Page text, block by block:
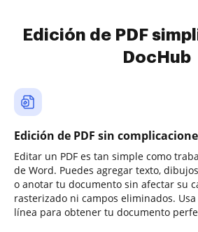
Edición de PDF
DocHub
Edición de PDF sin
Editar un PDF es tan simple como
de Word. Puedes agregar texto,
o anotar tu documento sin afectar su
rasterizado ni campos eliminados.
línea para obtener tu documento